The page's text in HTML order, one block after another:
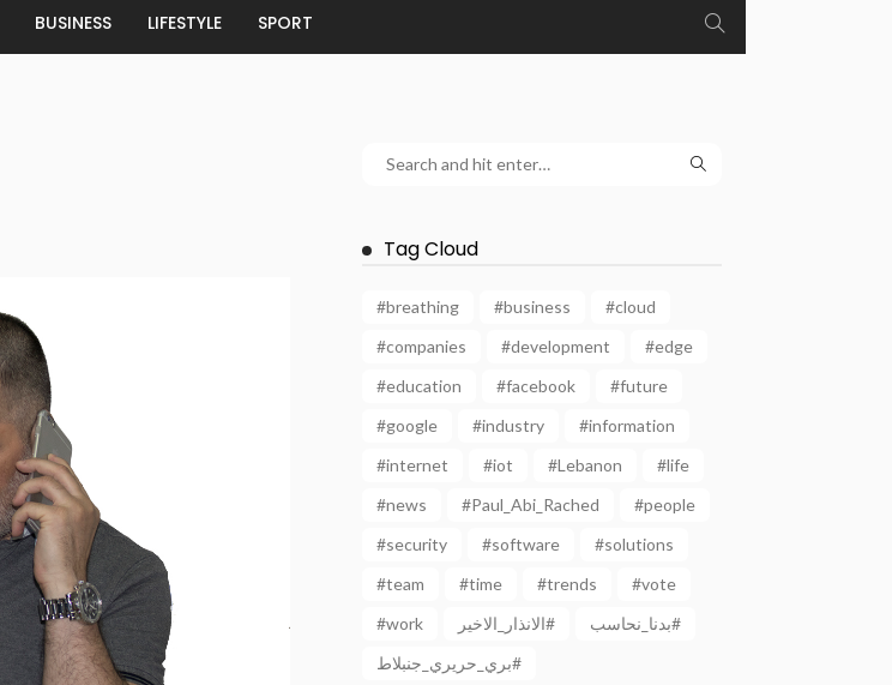
BUSINESS LIFESTYLE SPORT
Tag Cloud
#breathing #business
#cloud
#companies
#development
#edge
#education
#facebook
#future
#google
#industry
#information
#internet
#iot #Lebanon
#life
#news
#Paul_Abi_Rached
#people
#security
#software
#solutions
#team
#time #trends
#vote
#work
الانذار_الاخير#
بدنا_نحاسب#
بري_حريري_جنبلاط#